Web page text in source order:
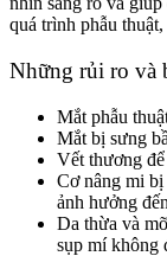
quá trình phẫu
Những rủi ro và
Mắt phẫu
Mắt bị sưng
Vết thương
Cơ nâng mi bị
ảnh hưởng
Da thừa và
sụp mí không